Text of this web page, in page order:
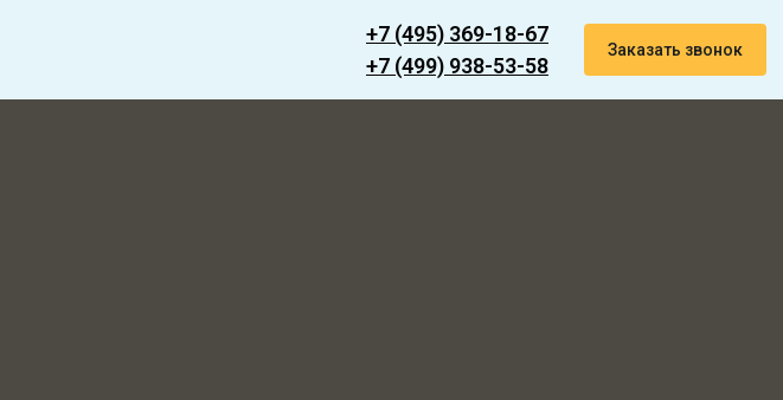
+7 (495) 369-18-67
+7 (499) 938-53-58
Заказать звонок